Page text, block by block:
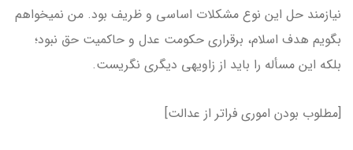
نیازمند حل این نوع مشکلات اساسی و ظریف بود. من نمی­خواهم
بگویم هدف اسلام، برقراری حکومت عدل و حاکمیت حق نبود؛
بلکه این مسأله را باید از زاویه­ی دیگری نگریست.
[مطلوب بودن اموری فراتر از عدالت]